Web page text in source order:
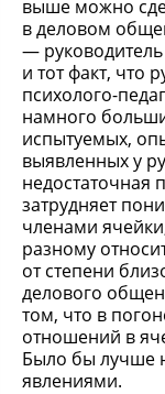
выше можно
в деловом
—
и тот факт, что
психолого-
намного
испытуемых,
выявленных у
недостаточная
затрудняет
членами
разному
от степени
делового
том, что в
отношений в
Было бы лучше
явлениями.